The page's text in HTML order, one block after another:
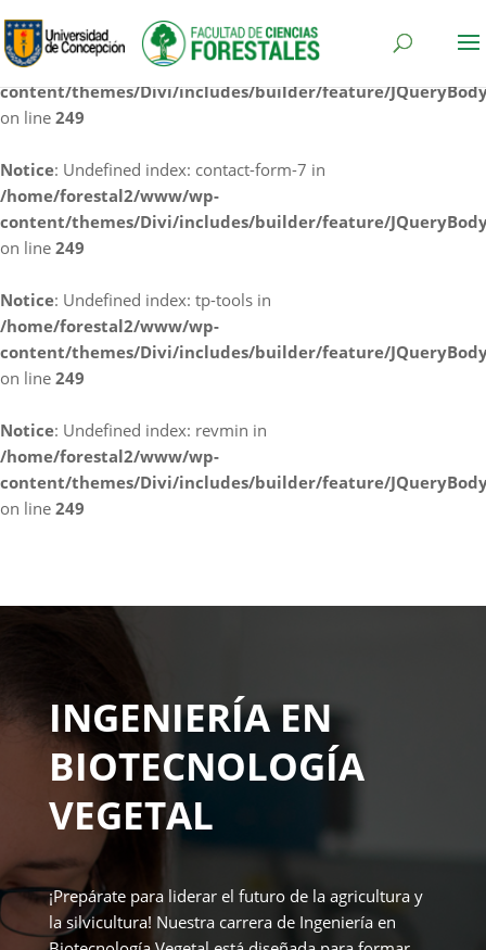
Notice: Undefined index: cf7rl-redirect_method in
/home/forestal2/www/wp-
content/themes/Divi/includes/builder/feature/
on line 249
Notice: Undefined index: contact-form-7 in
/home/forestal2/www/wp-
content/themes/Divi/includes/builder/feature/
on line 249
Notice: Undefined index: tp-tools in
/home/forestal2/www/wp-
content/themes/Divi/includes/builder/feature/
on line 249
Notice: Undefined index: revmin in
/home/forestal2/www/wp-
content/themes/Divi/includes/builder/feature/
on line 249
INGENIERÍA EN
BIOTECNOLOGÍA
VEGETAL
¡Prepárate para liderar el futuro de la agricultura y
la silvicultura! Nuestra carrera de Ingeniería en